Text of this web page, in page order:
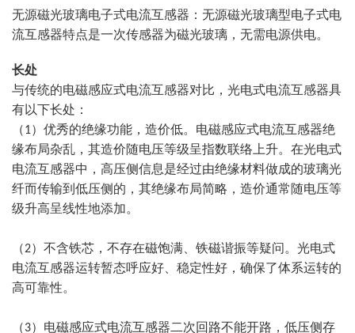
无源磁光玻璃电子式电流互感器：无源磁光玻璃型电子式电
流互感器特点是一次传感器为磁光玻璃，无需电源供电。
长处
与传统的电磁感应式电流互感器对比，光电式电流互感器具
有以下长处：
（1）优秀的绝缘功能，造价低。电磁感应式电流互感器绝
缘布局杂乱，其造价随电压等级呈指数联络上升。在光电式
电流互感器中，高压侧信息是经过由绝缘材料做成的玻璃光
纤而传输到低压侧的，其绝缘布局简略，造价通常随电压等
级升高呈线性地添加。
（2） 不含铁芯，不存在磁饱满、铁磁谐振等疑问。光电式
电流互感器运转暂态呼应好、稳定性好，确保了体系运转的
高可靠性。
（3） 电磁感应式电流互感器二次回路不能开路，低压侧存